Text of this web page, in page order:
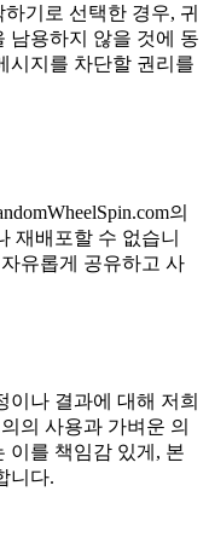
기로 선택한 경우, 귀
남용하지 않을 것에 동
시지를 차단할 권리를
의
재배포할 수 없습니
유롭게 공유하고 사
이나 결과에 대해 저희
의 사용과 가벼운 의
이를 책임감 있게, 본
니다.